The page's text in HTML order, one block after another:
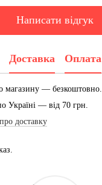
Написати відгук
Доставка Оплата
магазину — безкоштовно.
— від 70 грн.
доставку